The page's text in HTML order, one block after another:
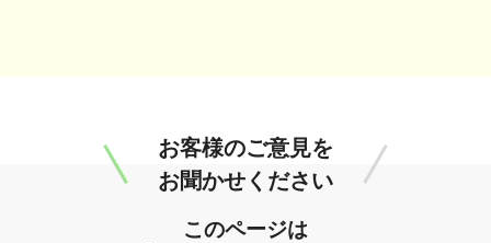
お客様のご意見を
お聞かせください
このページは